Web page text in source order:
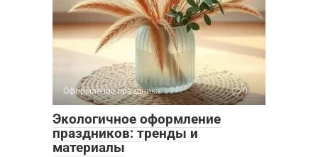
Оформление праздника 0
Экологичное оформление
праздников: тренды и
материалы